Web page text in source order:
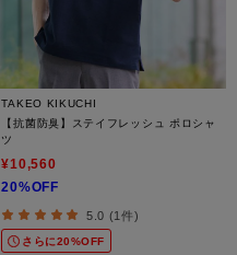
TAKEO KIKUCHI
【抗菌防臭】ステイフレッシュ ポロシャ
ツ
¥10,560
20%OFF
5.0 (1件)
さらに20%OFF